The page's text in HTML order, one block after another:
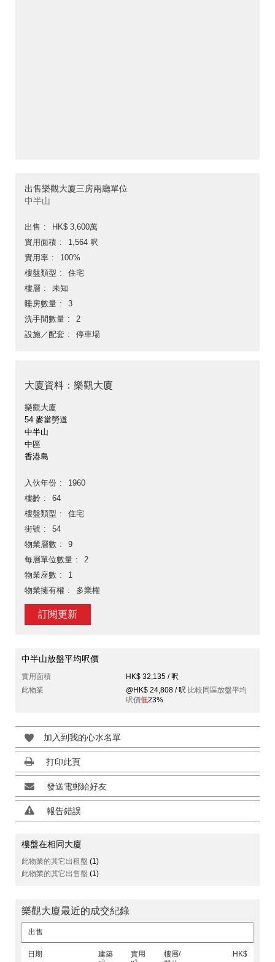
出售樂觀大廈三房兩廳單位
中半山
出售
HK$ 3,600萬
實用面積
1,564 呎
實用率
100%
樓盤類型
住宅
樓層
未知
睡房數量
3
洗手間數量
2
設施／配套
停車場
大廈資料：樂觀大廈
樂觀大廈
54 麥當勞道
中半山
中區
香港島
入伙年份
1960
樓齡
64
樓盤類型
住宅
街號
54
物業層數
9
每層單位數量
2
物業座數
1
物業擁有權
多業權
訂閱更新
中半山放盤平均呎價
實用面積
HK$ 32,135 / 呎
此物業
@HK$ 24,808 / 呎 比較同區放盤平均
呎價低23%
加入到我的心水名單
打印此頁
發送電郵給好友
報告錯誤
樓盤在相同大廈
此物業的其它出租盤 (1)
此物業的其它出售盤 (1)
樂觀大廈最近的成交紀錄
出售
日期
建築
實用
樓層/
HK$